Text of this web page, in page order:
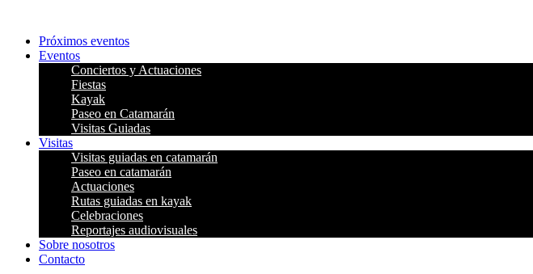
contenidoPróximos eventos
Eventos
Conciertos y Actuaciones
Fiestas
Kayak
Paseo en Catamarán
Visitas Guiadas
Visitas
Visitas guiadas en catamarán
Paseo en catamarán
Actuaciones
Rutas guiadas en kayak
Celebraciones
Reportajes audiovisuales
Sobre nosotros
Contacto